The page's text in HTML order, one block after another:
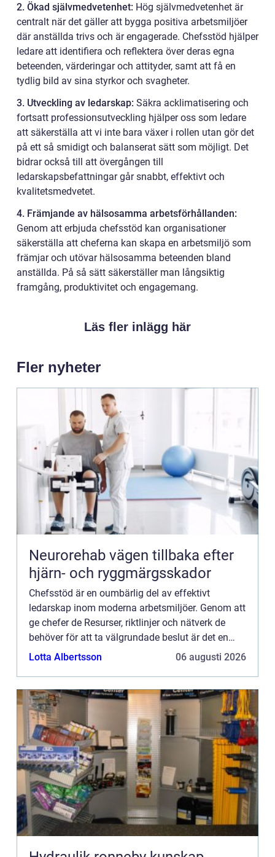
2. Ökad självmedvetenhet: Hög självmedvetenhet är
centralt när det gäller att bygga positiva arbetsmiljöer
där anställda trivs och är engagerade. Chefsstöd hjälper
ledare att identifiera och reflektera över deras egna
beteenden, värderingar och attityder, samt att få en
tydlig bild av sina styrkor och svagheter.
3. Utveckling av ledarskap: Säkra acklimatisering och
fortsatt professionsutveckling hjälper oss som ledare
att säkerställa att vi inte bara växer i rollen utan gör det
på ett så smidigt och balanserat sätt som möjligt. Det
bidrar också till att övergången till
ledarskapsbefattningar går snabbt, effektivt och
kvalitetsmedvetet.
4. Främjande av hälsosamma arbetsförhållanden:
Genom att erbjuda chefsstöd kan organisationer
säkerställa att cheferna kan skapa en arbetsmiljö som
främjar och utövar hälsosamma beteenden bland
anställda. På så sätt säkerställer man långsiktig
framgång, produktivitet och engagemang.
Läs fler inlägg här
Fler nyheter
Neurorehab vägen tillbaka efter
hjärn- och ryggmärgsskador
Chefsstöd är en oumbärlig del av effektivt
ledarskap inom moderna arbetsmiljöer. Genom att
ge chefer de Resurser, riktlinjer och nätverk de
behöver för att ta välgrundade beslut är det en
investering f&oum...
Lotta Albertsson 06 augusti 2026